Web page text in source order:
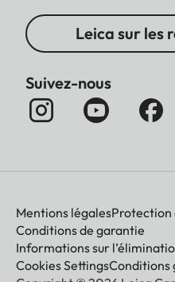
Leica sur les
Suivez-nous
Mentions légalesProtection
Conditions de garantie
Informations sur
Cookies SettingsConditions